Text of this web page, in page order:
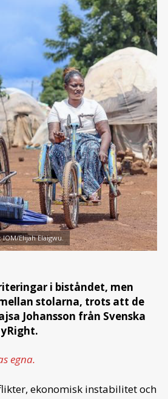
Elijah Elaigwu.
i biståndet, men
stolarna, trots att de
Johansson från Svenska
egna.
ekonomisk instabilitet och